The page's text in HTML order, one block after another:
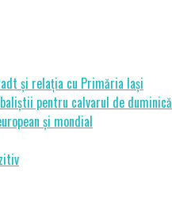
și relația cu Primăria Iași
pentru calvarul de duminică
și mondial